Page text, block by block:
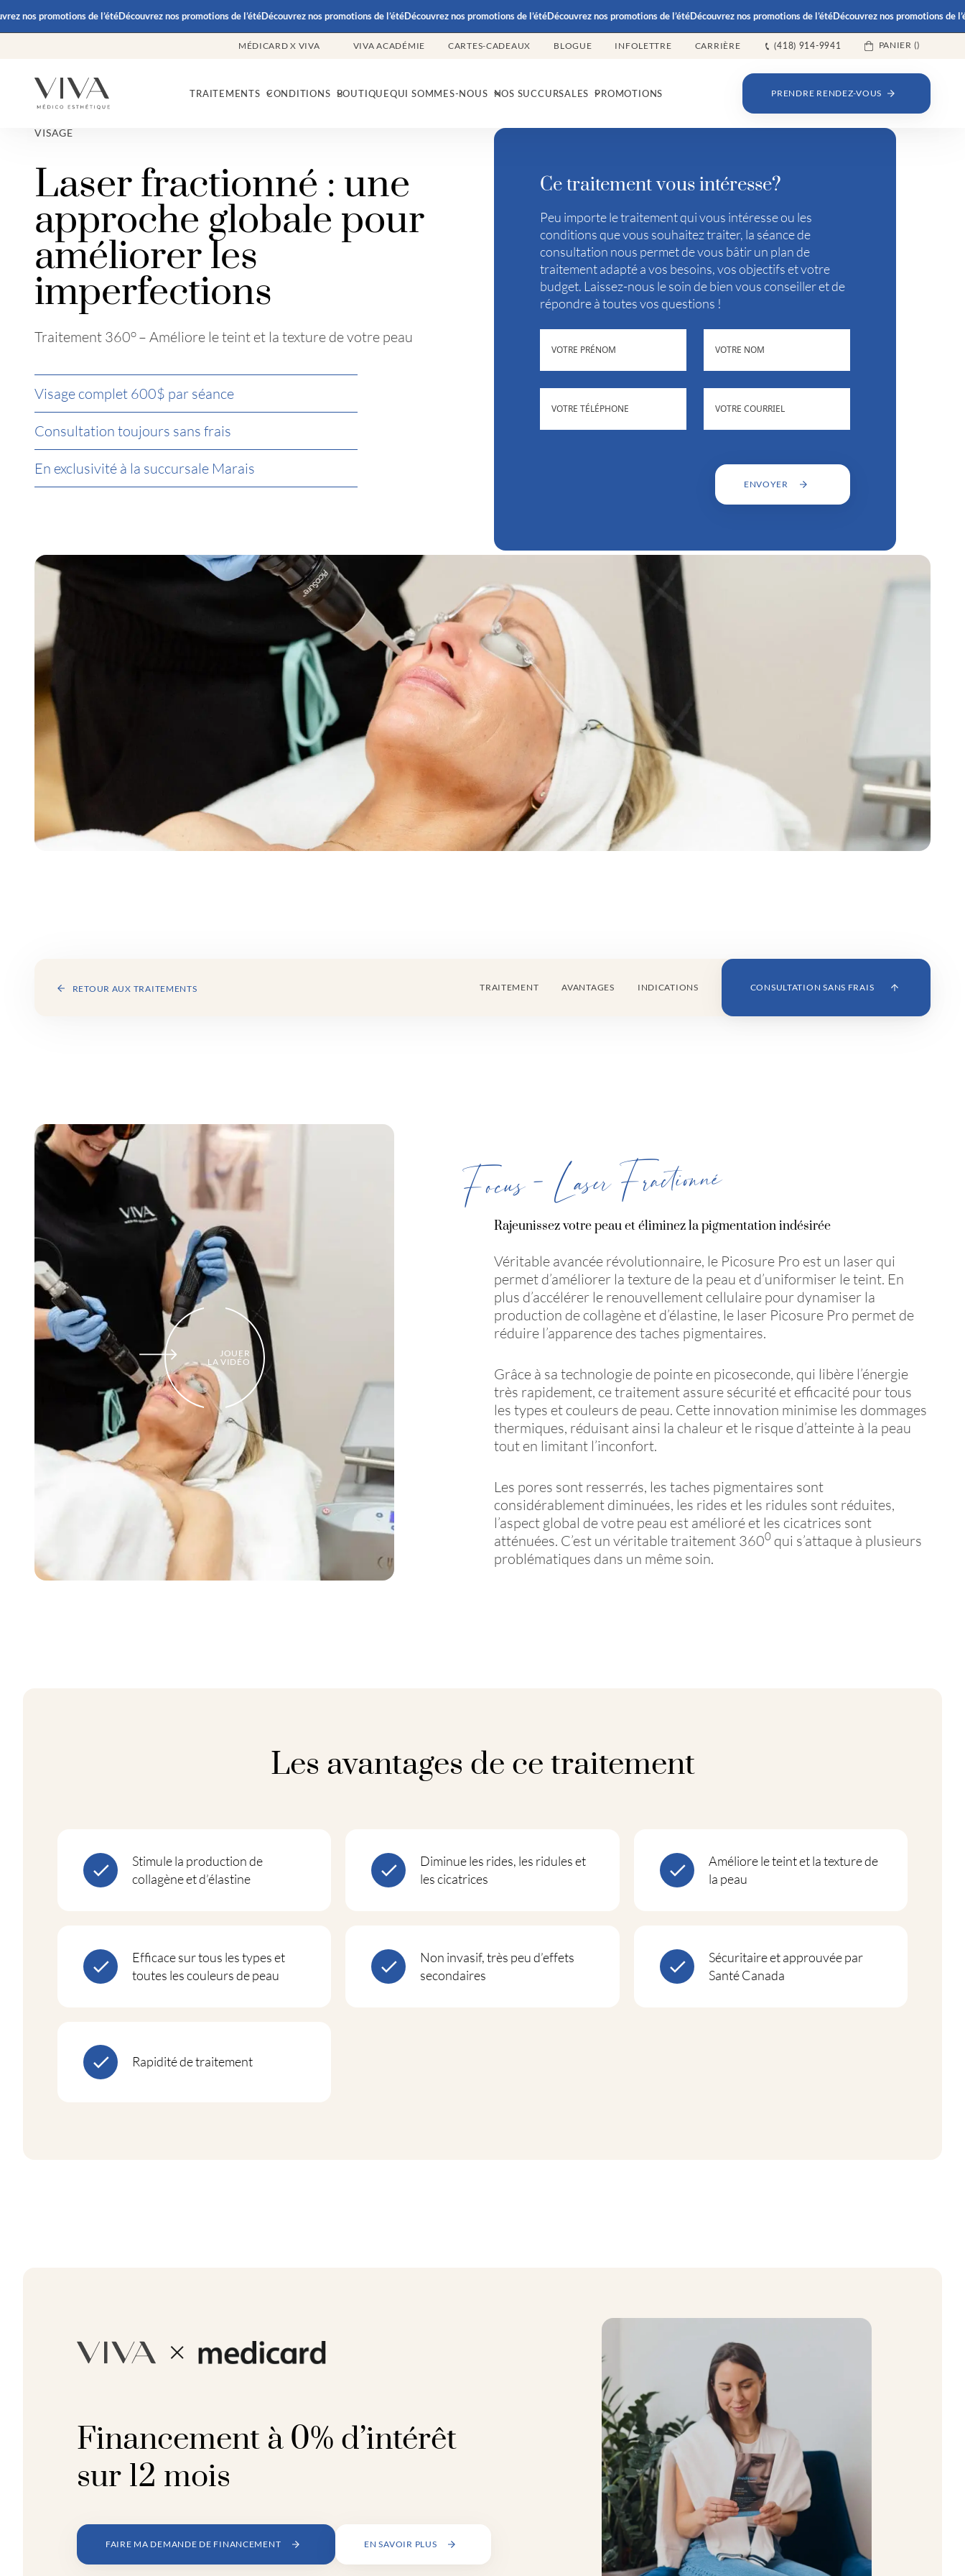
nos promotions de l’étéDécouvrez nos promotions de l’étéDécouvrez nos promotions de l’étéDécouvrez nos promotions de l’étéDécouvrez nos promotions de l’étéDécouvrez nos promotions de l’étéDécouvrez nos promotions de l’été
MÉDICARD X VIVA VIVA ACADÉMIE CARTES-CADEAUX BLOGUE INFOLETTRE CARRIÈRE (418) 914-9941 PANIER ()
TRAITEMENTS CONDITIONS BOUTIQUEQUI SOMMES-NOUS NOS SUCCURSALES PROMOTIONS PRENDRE RENDEZ-VOUS
VISAGE
Laser fractionné : une
approche globale pour
améliorer les
imperfections
Traitement 360o – Améliore le teint et la texture de votre peau
Visage complet 600$ par séance
Consultation toujours sans frais
En exclusivité à la succursale Marais
Ce traitement vous intéresse?
Peu importe le traitement qui vous intéresse ou les
conditions que vous souhaitez traiter, la séance de
consultation nous permet de vous bâtir un plan de
traitement adapté a vos besoins, vos objectifs et votre
budget. Laissez-nous le soin de bien vous conseiller et de
répondre à toutes vos questions !
COURRIEL(NÉCESSAIRE)
ENVOYER
RETOUR AUX TRAITEMENTS TRAITEMENT AVANTAGES INDICATIONS CONSULTATION SANS FRAIS
JOUER
LA VIDÉO
Focus – Laser Fractionné
Rajeunissez votre peau et éliminez la pigmentation indésirée
Véritable avancée révolutionnaire, le Picosure Pro est un laser qui
permet d’améliorer la texture de la peau et d’uniformiser le teint. En
plus d’accélérer le renouvellement cellulaire pour dynamiser la
production de collagène et d’élastine, le laser Picosure Pro permet de
réduire l’apparence des taches pigmentaires.
Grâce à sa technologie de pointe en picoseconde, qui libère l’énergie
très rapidement, ce traitement assure sécurité et efficacité pour tous
les types et couleurs de peau. Cette innovation minimise les dommages
thermiques, réduisant ainsi la chaleur et le risque d’atteinte à la peau
tout en limitant l’inconfort.
Les pores sont resserrés, les taches pigmentaires sont
considérablement diminuées, les rides et les ridules sont réduites,
l’aspect global de votre peau est amélioré et les cicatrices sont
atténuées. C’est un véritable traitement 3600qui s’attaque à plusieurs
problématiques dans un même soin.
Les avantages de ce traitement
Stimule la production de
collagène et d’élastine
Diminue les rides, les ridules et
les cicatrices
Améliore le teint et la texture de
la peau
Efficace sur tous les types et
toutes les couleurs de peau
Non invasif, très peu d’effets
secondaires
Sécuritaire et approuvée par
Santé Canada
Rapidité de traitement
Financement à 0% d’intérêt
sur 12 mois
FAIRE MA DEMANDE DE FINANCEMENT EN SAVOIR PLUS